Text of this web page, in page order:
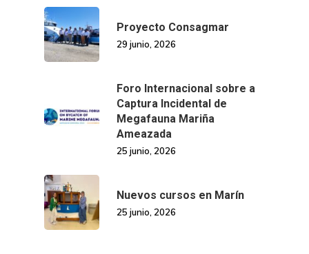
Proyecto Consagmar
29 junio, 2026
Foro Internacional sobre a
Captura Incidental de
Megafauna Mariña
Ameazada
25 junio, 2026
Nuevos cursos en Marín
25 junio, 2026